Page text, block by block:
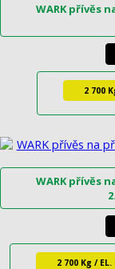
WARK přívěs
2 700
WARK přívěs
2 700 Kg /